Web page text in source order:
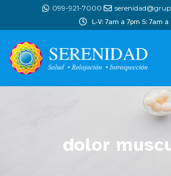
099-921-7000
L-V: 7am a 7pm S: 7am a
dolor